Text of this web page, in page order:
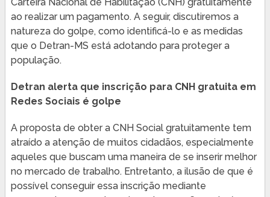
ao realizar um pagamento. A seguir, discutiremos a
natureza do golpe, como identificá-lo e as medidas
que o Detran-MS está adotando para proteger a
população.
Detran alerta que inscrição para CNH gratuita em
Redes Sociais é golpe
A proposta de obter a CNH Social gratuitamente tem
atraído a atenção de muitos cidadãos, especialmente
aqueles que buscam uma maneira de se inserir melhor
no mercado de trabalho. Entretanto, a ilusão de que é
possível conseguir essa inscrição mediante